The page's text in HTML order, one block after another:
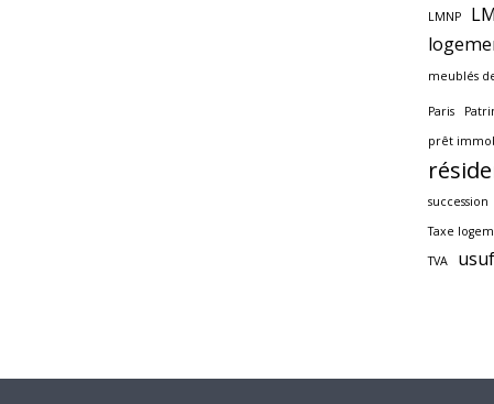
LMNP
meublés
Paris
prêt
succession
Taxe
TVA